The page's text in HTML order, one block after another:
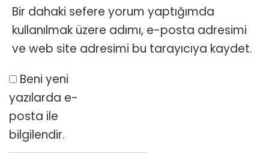
Bir dahaki sefere yorum yaptığımda
kullanılmak üzere adımı, e-posta adresimi
ve web site adresimi bu tarayıcıya kaydet.
Beni yeni
yazılarda e-
posta ile
bilgilendir.